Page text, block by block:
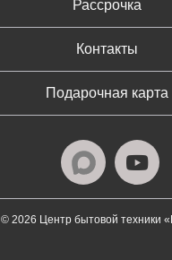
Рассрочка
Контакты
Подарочная карта
© 2026 Центр бытовой техники